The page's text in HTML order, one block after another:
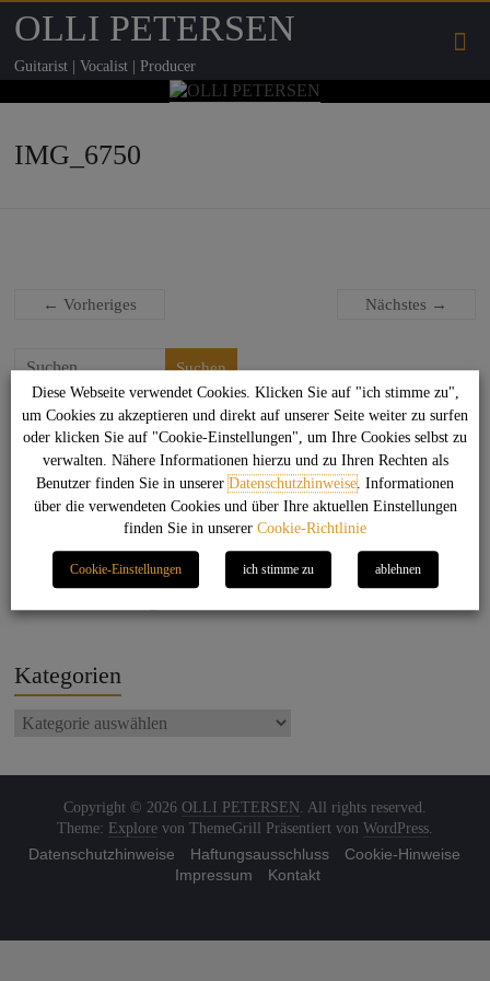
OLLI PETERSEN
Guitarist | Vocalist | Producer
IMG_6750
← Vorheriges Nächstes →
Suchen
Das könnte Dich auch interessieren
Sag net Stuggi!
Back to the beat
Jet Set Life
Kategorien
Copyright © 2026 OLLI PETERSEN . All rights reserved.
Theme: Explorevon ThemeGrill Präsentiert von WordPress.
Datenschutzhinweise Haftungsausschluss
Cookie-Hinweise
Impressum
Kontakt
Diese Webseite verwendet Cookies. Klicken Sie auf "ich stimme zu",
um Cookies zu akzeptieren und direkt auf unserer Seite weiter zu surfen
oder klicken Sie auf "Cookie-Einstellungen", um Ihre Cookies selbst zu
verwalten. Nähere Informationen hierzu und zu Ihren Rechten als
Benutzer finden Sie in unsererDatenschutzhinweise. Informationen
über die verwendeten Cookies und über Ihre aktuellen Einstellungen
finden Sie in unserer Cookie-Richtlinie
Cookie-Einstellungen ich stimme zu ablehnen